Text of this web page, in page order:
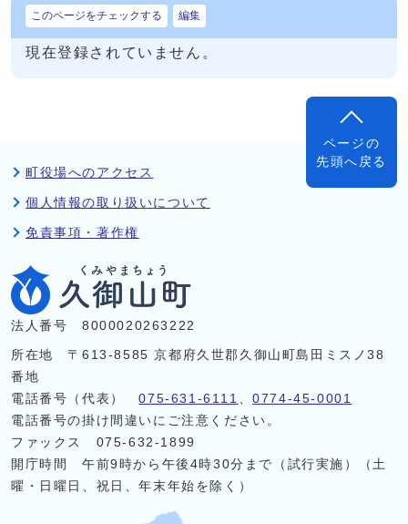
このページをチェックする 編集
現在登録されていません。
ページの
先頭へ戻る
町役場へのアクセス
個人情報の取り扱いについて
免責事項・著作権
法人番号 8000020263222
所在地 〒613-8585 京都府久世郡久御山町島田ミスノ38
番地
電話番号（代表）075-631-6111 、0774-45-0001
電話番号の掛け間違いにご注意ください。
ファックス 075-632-1899
開庁時間 午前9時から午後4時30分まで（試行実施）（土
曜・日曜日、祝日、年末年始を除く）